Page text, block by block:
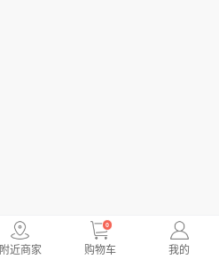
附近商家
0
购物车 我的